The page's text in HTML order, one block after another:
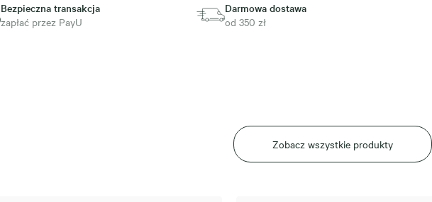
Bezpieczna transakcja
zapłać przez PayU
Darmowa dostawa
od 350 zł
Zobacz wszystkie produkty